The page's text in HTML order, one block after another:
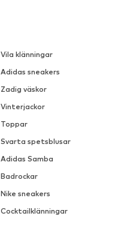
Vila klänningar
Adidas sneakers
Zadig väskor
Vinterjackor
Toppar
Svarta spetsblusar
Adidas Samba
Badrockar
Nike sneakers
Cocktailklänningar